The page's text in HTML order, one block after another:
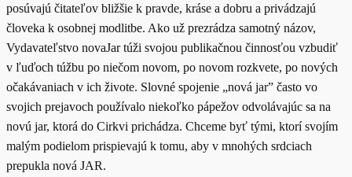
posúvajú čitateľov bližšie k pravde, kráse a dobru a privádzajú
človeka k osobnej modlitbe. Ako už prezrádza samotný názov,
Vydavateľstvo novaJar túži svojou publikačnou činnosťou vzbudiť
v ľuďoch túžbu po niečom novom, po novom rozkvete, po nových
očakávaniach v ich živote. Slovné spojenie „nová jar” často vo
svojich prejavoch používalo niekoľko pápežov odvolávajúc sa na
novú jar, ktorá do Cirkvi prichádza. Chceme byť tými, ktorí svojím
malým podielom prispievajú k tomu, aby v mnohých srdciach
prepukla nová JAR.